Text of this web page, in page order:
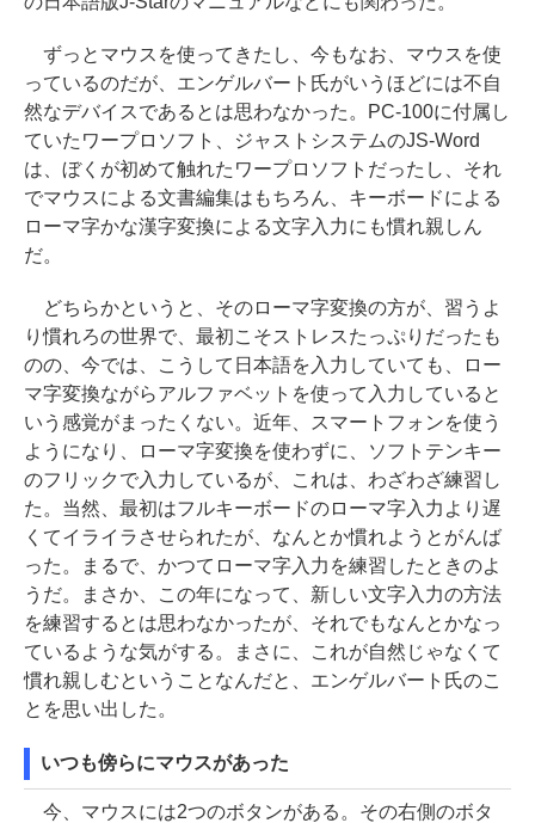
ずっとマウスを使ってきたし、今もなお、マウスを使
っているのだが、エンゲルバート氏がいうほどには不自
然なデバイスであるとは思わなかった。PC-100に付属し
ていたワープロソフト、ジャストシステムのJS-Word
は、ぼくが初めて触れたワープロソフトだったし、それ
でマウスによる文書編集はもちろん、キーボードによる
ローマ字かな漢字変換による文字入力にも慣れ親しん
だ。
どちらかというと、そのローマ字変換の方が、習うよ
り慣れろの世界で、最初こそストレスたっぷりだったも
のの、今では、こうして日本語を入力していても、ロー
マ字変換ながらアルファベットを使って入力していると
いう感覚がまったくない。近年、スマートフォンを使う
ようになり、ローマ字変換を使わずに、ソフトテンキー
のフリックで入力しているが、これは、わざわざ練習し
た。当然、最初はフルキーボードのローマ字入力より遅
くてイライラさせられたが、なんとか慣れようとがんば
った。まるで、かつてローマ字入力を練習したときのよ
うだ。まさか、この年になって、新しい文字入力の方法
を練習するとは思わなかったが、それでもなんとかなっ
ているような気がする。まさに、これが自然じゃなくて
慣れ親しむということなんだと、エンゲルバート氏のこ
とを思い出した。
いつも傍らにマウスがあった
今、マウスには2つのボタンがある。その右側のボタ